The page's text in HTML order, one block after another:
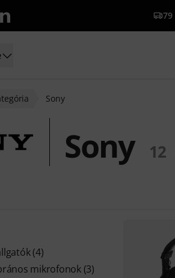
Sony
Sony 12
(4)
mikrofonok(3)